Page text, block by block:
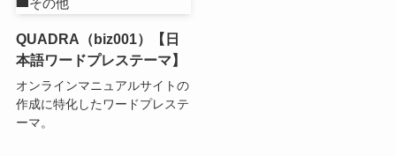
その他
QUADRA（biz001）【日
本語ワードプレステーマ】
オンラインマニュアルサイトの
作成に特化したワードプレステ
ーマ。